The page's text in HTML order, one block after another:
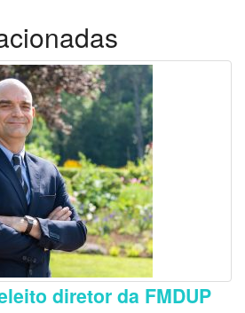
diretor da FMDUP